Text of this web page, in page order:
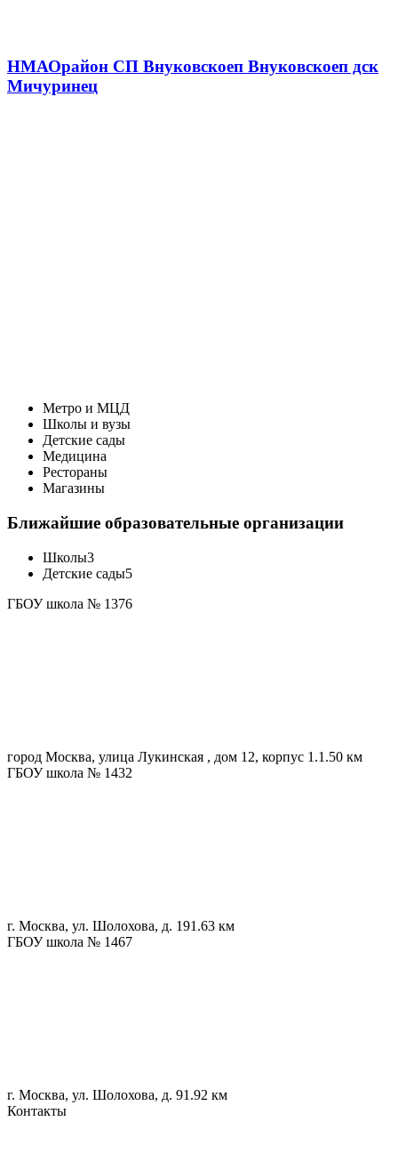
НМАОрайон СП Внуковскоеп Внуковскоеп дск
Мичуринец
Метро и МЦД
Школы и вузы
Детские сады
Медицина
Рестораны
Магазины
Ближайшие образовательные организации
Школы3
Детские сады5
ГБОУ школа № 1376
город Москва, улица Лукинская , дом 12, корпус 1.1.50 км
ГБОУ школа № 1432
г. Москва, ул. Шолохова, д. 191.63 км
ГБОУ школа № 1467
г. Москва, ул. Шолохова, д. 91.92 км
Контакты